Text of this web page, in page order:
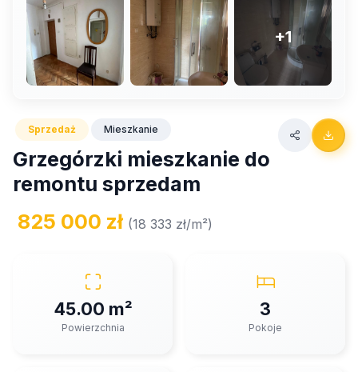
+1
Sprzedaż Mieszkanie
Grzegórzki mieszkanie do
remontu sprzedam
825 000 zł (18 333 zł/m²)
45.00 m²
Powierzchnia
3
Pokoje